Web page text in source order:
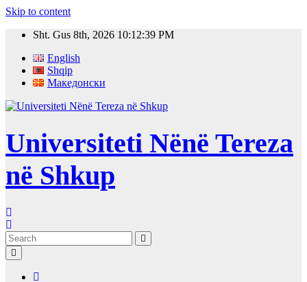
Skip to content
Sht. Gus 8th, 2026 10:12:40 PM
English
Shqip
Македонски
Universiteti Nënë Tereza
në Shkup